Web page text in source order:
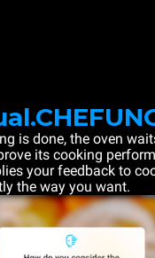
is done, the oven
its cooking
your feedback to
the way you want.